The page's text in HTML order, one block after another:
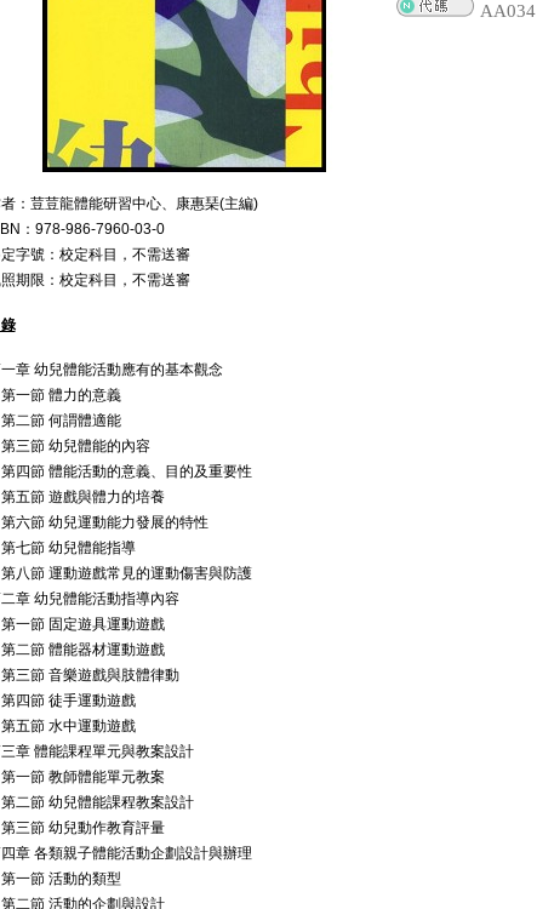
AA034
：荳荳龍體能研習中心、康惠琹(主編)
：978-986-7960-03-0
字號：校定科目，不需送審
期限：校定科目，不需送審
章 幼兒體能活動應有的基本觀念
節 體力的意義
節 何謂體適能
節 幼兒體能的內容
節 體能活動的意義、目的及重要性
節 遊戲與體力的培養
節 幼兒運動能力發展的特性
節 幼兒體能指導
節 運動遊戲常見的運動傷害與防護
章 幼兒體能活動指導內容
節 固定遊具運動遊戲
節 體能器材運動遊戲
節 音樂遊戲與肢體律動
節 徒手運動遊戲
節 水中運動遊戲
章 體能課程單元與教案設計
節 教師體能單元教案
節 幼兒體能課程教案設計
節 幼兒動作教育評量
章 各類親子體能活動企劃設計與辦理
節 活動的類型
節 活動的企劃與設計